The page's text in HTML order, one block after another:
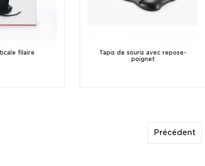
filaire
Tapis de souris avec repose-
poignet
Précédent